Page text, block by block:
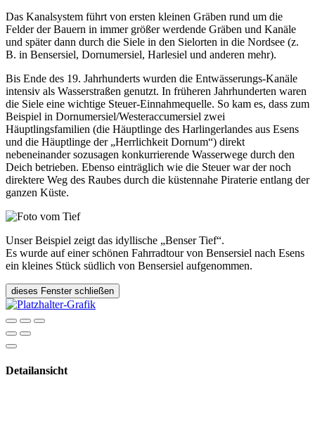
Das Kanalsystem führt von ersten kleinen Gräben rund um die
Felder der Bauern in immer größer werdende Gräben und Kanäle
und später dann durch die Siele in den Sielorten in die Nordsee (z.
B. in Bensersiel, Dornumersiel, Harlesiel und anderen mehr).
Bis Ende des 19. Jahrhunderts wurden die Entwässerungs-Kanäle
intensiv als Wasserstraßen genutzt. In früheren Jahrhunderten waren
die Siele eine wichtige Steuer-Einnahmequelle. So kam es, dass zum
Beispiel in Dornumersiel/Westeraccumersiel zwei
Häuptlingsfamilien (die Häuptlinge des Harlingerlandes aus Esens
und die Häuptlinge der „Herrlichkeit Dornum“) direkt
nebeneinander sozusagen konkurrierende Wasserwege durch den
Deich betrieben. Ebenso einträglich wie die Steuer war der noch
direktere Weg des Raubes durch die küstennahe Piraterie entlang der
ganzen Küste.
Unser Beispiel zeigt das idyllische „Benser Tief“.
Es wurde auf einer schönen Fahrradtour von Bensersiel nach Esens
ein kleines Stück südlich von Bensersiel aufgenommen.
dieses Fenster schließen
Detailansicht